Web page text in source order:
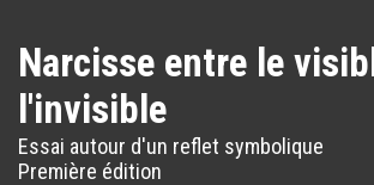
Narcisse entre le
l'invisible
Essai autour d'un reflet symbolique
Première édition